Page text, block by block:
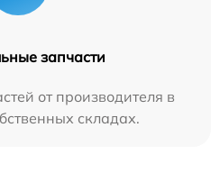
запчасти
от производителя в
складах.